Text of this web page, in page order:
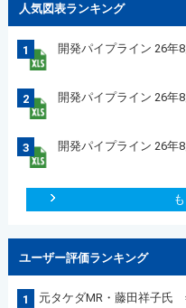
人気図表ランキング
1 開発パイプライン 26年
2 開発パイプライン 26年
3 開発パイプライン 26年
ユーザー評価ランキング
1
元タケダMR・藤田祥子氏